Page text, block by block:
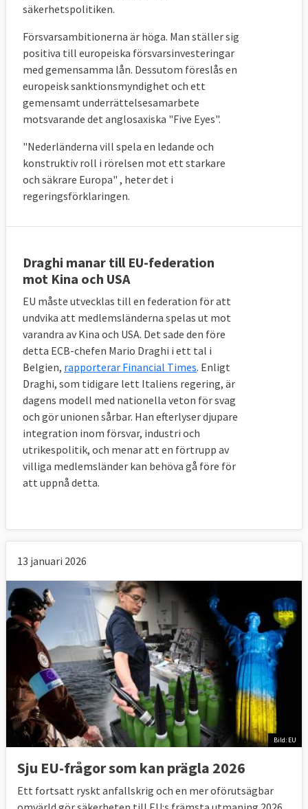
säkerhetspolitiken.
Försvarsambitionerna är höga. Man ställer sig
positiva till europeiska försvarsinvesteringar
med gemensamma lån. Dessutom föreslås en
europeisk sanktionsmyndighet och ett
gemensamt underrättelsesamarbete
motsvarande det anglosaxiska "Five Eyes".
"Nederländerna vill spela en ledande och
konstruktiv roll i rörelsen mot ett starkare
och säkrare Europa" , heter det i
regeringsförklaringen.
Draghi manar till EU-federation
mot Kina och USA
EU måste utvecklas till en federation för att
undvika att medlemsländerna spelas ut mot
varandra av Kina och USA. Det sade den före
detta ECB-chefen Mario Draghi i ett tal i
Belgien, rapporterar Financial Times. Enligt
Draghi, som tidigare lett Italiens regering, är
dagens modell med nationella veton för svag
och gör unionen sårbar. Han efterlyser djupare
integration inom försvar, industri och
utrikespolitik, och menar att en förtrupp av
villiga medlemsländer kan behöva gå före för
att uppnå detta.
13 januari 2026
Bild: EU
Sju EU-frågor som kan prägla 2026
Ett fortsatt ryskt anfallskrig och en mer oförutsägbar